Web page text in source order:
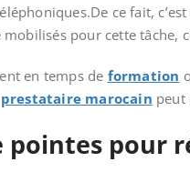
ce fait,
pour cette tâche,
en temps de formation
prestataire marocain peut
pointes pour